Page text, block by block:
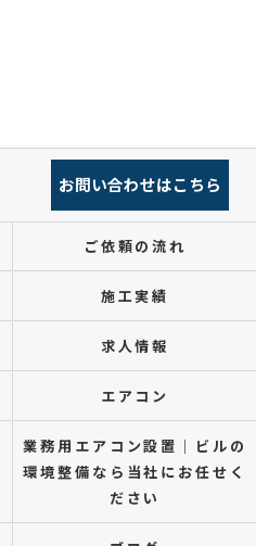
お問い合わせはこちら
ご依頼の流れ
施工実績
求人情報
エアコン
業務用エアコン設置｜ビルの
環境整備なら当社にお任せく
ださい